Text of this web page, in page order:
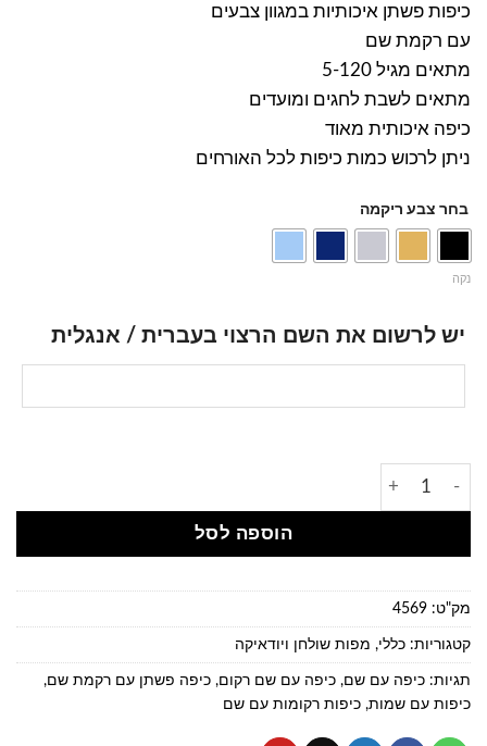
כיפות פשתן איכותיות במגוון צבעים
עם רקמת שם
מתאים מגיל 5-120
מתאים לשבת לחגים ומועדים
כיפה איכותית מאוד
ניתן לרכוש כמות כיפות לכל האורחים
בחר צבע ריקמה
נקה
יש לרשום את השם הרצוי בעברית / אנגלית
הוספה לסל
מק"ט: 4569
קטגוריות: כללי, מפות שולחן ויודאיקה
תגיות: כיפה עם שם, כיפה עם שם רקום, כיפה פשתן עם רקמת שם,
כיפות עם שמות, כיפות רקומות עם שם